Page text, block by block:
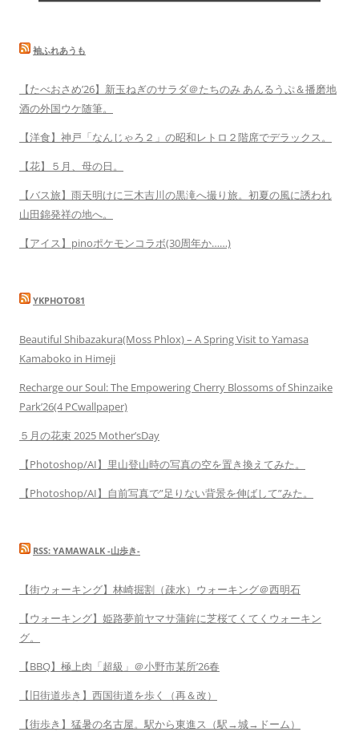
袖ふれあうも
【たべおさめ’26】新玉ねぎのサラダ＠たちのみ あんるうぷ＆播磨地
酒の外国ウケ随筆。
【洋食】神戸「なんじゃろ２」の昭和レトロ２階席でデラックス。
【花】５月、母の日。
【バス旅】雨天明けに三木吉川の黒滝へ撮り旅。初夏の風に誘われ
山田錦発祥の地へ。
【アイス】pinoポケモンコラボ(30周年か……)
YKPHOTO81
Beautiful Shibazakura(Moss Phlox) – A Spring Visit to Yamasa
Kamaboko in Himeji
Recharge our Soul: The Empowering Cherry Blossoms of Shinzaike
Park’26(4 PCwallpaper)
５月の花束 2025 Mother’sDay
【Photoshop/AI】里山登山時の写真の空を置き換えてみた。
【Photoshop/AI】自前写真で”足りない背景を伸ばして”みた。
RSS: YAMAWALK -山歩き-
【街ウォーキング】林崎掘割（疎水）ウォーキング＠西明石
【ウォーキング】姫路夢前ヤマサ蒲鉾に芝桜てくてくウォーキン
グ。
【BBQ】極上肉「超級」＠小野市某所’26春
【旧街道歩き】西国街道を歩く（再＆改）
【街歩き】猛暑の名古屋。駅から東進ス（駅→城→ドーム）